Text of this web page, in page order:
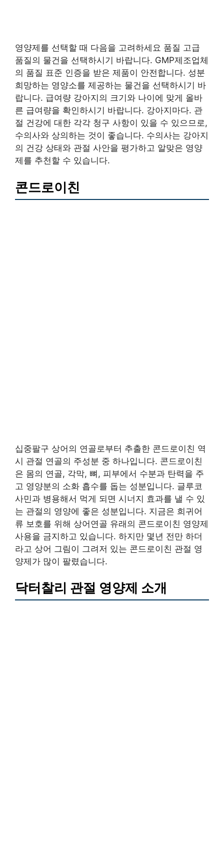
영양제를 선택할 때 다음을 고려하세요 품질 고급
품질의 물건을 선택하시기 바랍니다. GMP제조업체
의 품질 표준 인증을 받은 제품이 안전합니다. 성분
희망하는 영양소를 제공하는 물건을 선택하시기 바
랍니다. 급여량 강아지의 크기와 나이에 맞게 올바
른 급여량을 확인하시기 바랍니다. 강아지마다. 관
절 건강에 대한 각각 청구 사항이 있을 수 있으므로,
수의사와 상의하는 것이 좋습니다. 수의사는 강아지
의 건강 상태와 관절 사안을 평가하고 알맞은 영양
제를 추천할 수 있습니다.
콘드로이친
십중팔구 상어의 연골로부터 추출한 콘드로이친 역
시 관절 연골의 주성분 중 하나입니다. 콘드로이친
은 몸의 연골, 각막, 뼈, 피부에서 수분과 탄력을 주
고 영양분의 소화 흡수를 돕는 성분입니다. 글루코
사민과 병용해서 먹게 되면 시너지 효과를 낼 수 있
는 관절의 영양에 좋은 성분입니다. 지금은 희귀어
류 보호를 위해 상어연골 유래의 콘드로이친 영양제
사용을 금지하고 있습니다. 하지만 몇년 전만 하더
라고 상어 그림이 그려저 있는 콘드로이친 관절 영
양제가 많이 팔렸습니다.
닥터찰리 관절 영양제 소개